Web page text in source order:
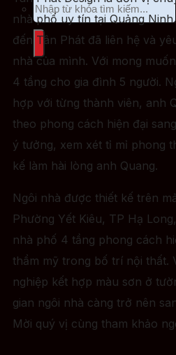
nhà phố uy tín tại Quảng
đến Tân Phát đã liên hệ và
nhà của mình. Với mong
4 tầng cho gia đình 5 người.
hợp với từng thành viên, anh
theo phong cách hiện đại
ý tưởng, xem xét tỉ mỉ phong
kế làm hài lòng anh Quang.
Ngôi nhà được thiết kế trên
Phường Yết Kiêu, TP Hạ
nhà phố 4 tầng phong cách
thẩm mỹ trong bố trí nội thất.
nghiệp kết hợp màu sơn ở
gian ngôi nhà càng trở nên
Mời quý vị cùng tham khảo